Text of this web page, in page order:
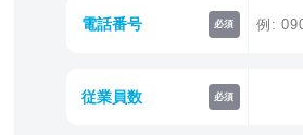
電話番号 必須
従業員数 必須